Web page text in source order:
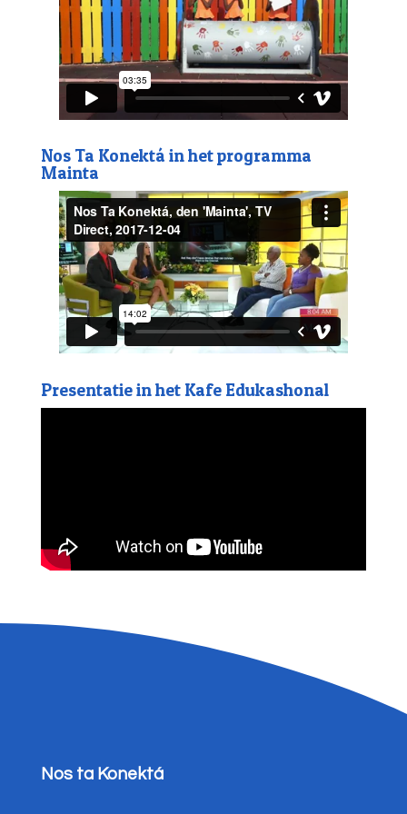
Nos Ta Konektá in het programma
Mainta
Presentatie in het Kafe Edukashonal
Nos ta Konektá